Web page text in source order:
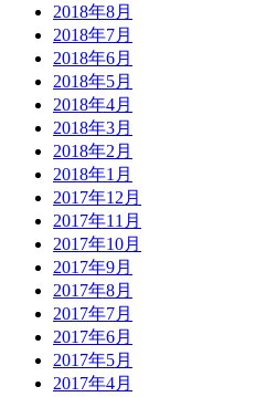
2018年8月
2018年7月
2018年6月
2018年5月
2018年4月
2018年3月
2018年2月
2018年1月
2017年12月
2017年11月
2017年10月
2017年9月
2017年8月
2017年7月
2017年6月
2017年5月
2017年4月